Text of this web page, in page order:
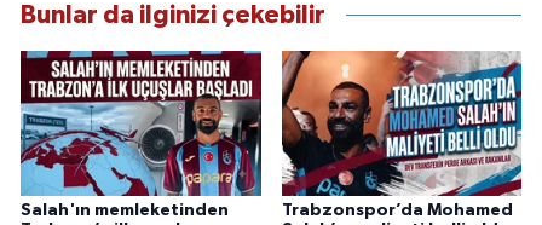
Bunlar da ilginizi çekebilir
Salah'ın memleketinden
Trabzonspor’da Mohamed